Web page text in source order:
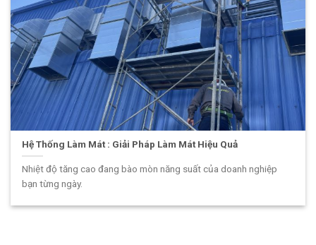
Hệ Thống Làm Mát : Giải Pháp Làm Mát Hiệu Quả
Nhiệt độ tăng cao đang bào mòn năng suất của doanh nghiệp
bạn từng ngày.